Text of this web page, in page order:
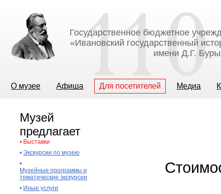
Государственное бюджетное
«Ивановский государственный
имени Д.Г.
О музее Афиша Для посетителей Медиа
Музей
предлагает
• Выставки
• Экскурсии по музею
•
Музейные программы и
тематические экскурсии
• Иные услуги